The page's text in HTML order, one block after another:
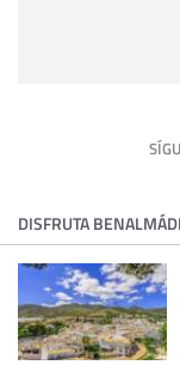
nuestra entidad
tener
comunicarán
adicional y
política de
DISFRUTA